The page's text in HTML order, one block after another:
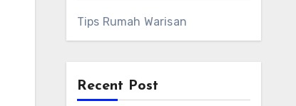
Tips Rumah Warisan
Recent Post